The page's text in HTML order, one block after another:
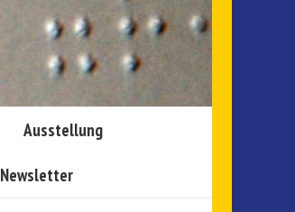
Ausstellung
Newsletter